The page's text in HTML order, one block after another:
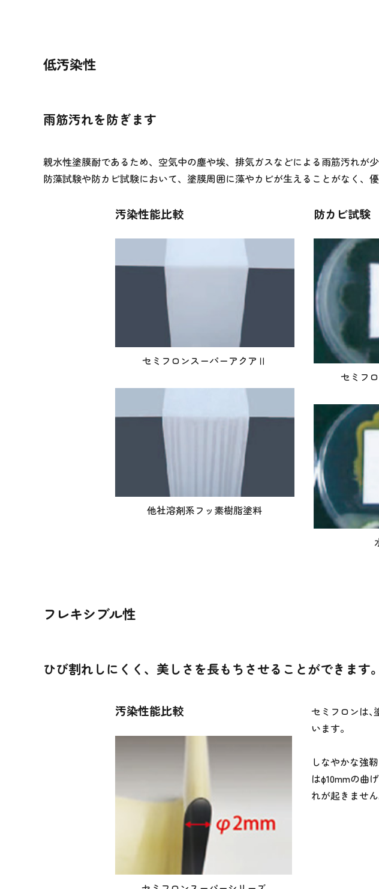
低汚染性
雨筋汚れを防ぎます
親水性塗膜耐であるため、空気中の塵や埃、排気ガスなどによる雨筋汚れが
防藻試験や防カビ試験において、塗膜周囲に藻やカビが生えることがなく、
汚染性能比較
セミフロンスーパーアクアⅡ
他社溶剤系フッ素樹脂塗料
防カビ試験
セミフ
フレキシブル性
ひび割れしにくく、美しさを長もちさせることができます。
汚染性能比較
セミフロンは､
います。
しなやかな強
はφ10mmの曲
れが起きません